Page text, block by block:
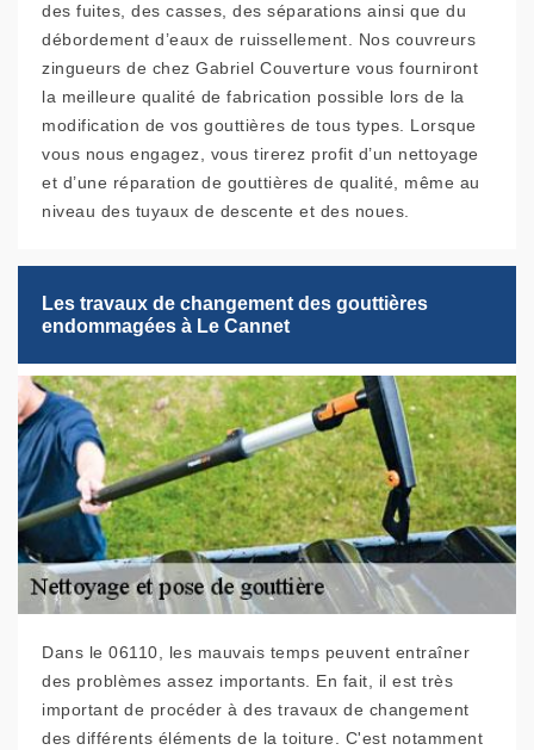
des fuites, des casses, des séparations ainsi que du
débordement d’eaux de ruissellement. Nos couvreurs
zingueurs de chez Gabriel Couverture vous fourniront
la meilleure qualité de fabrication possible lors de la
modification de vos gouttières de tous types. Lorsque
vous nous engagez, vous tirerez profit d’un nettoyage
et d’une réparation de gouttières de qualité, même au
niveau des tuyaux de descente et des noues.
Les travaux de changement des gouttières
endommagées à Le Cannet
Dans le 06110, les mauvais temps peuvent entraîner
des problèmes assez importants. En fait, il est très
important de procéder à des travaux de changement
des différents éléments de la toiture. C'est notamment